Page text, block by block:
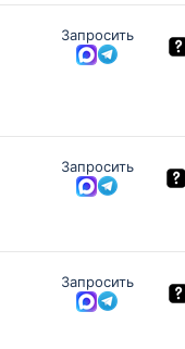
Запросить
Запросить
Запросить